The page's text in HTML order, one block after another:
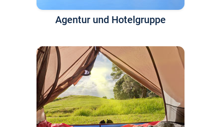
Agentur und Hotelgruppe